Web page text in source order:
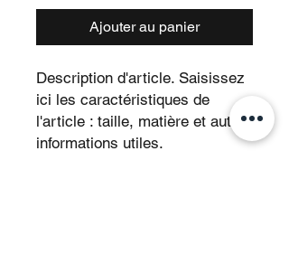
Ajouter au panier
Description d'article. Saisissez
ici les caractéristiques de
l'article : taille, matière et autres
informations utiles.